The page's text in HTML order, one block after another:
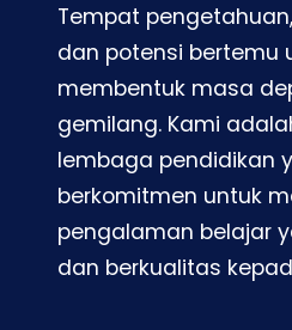
Tempat
dan potensi bertemu
membentuk masa
gemilang. Kami
lembaga pendidikan
berkomitmen untuk
pengalaman belajar
dan berkualitas